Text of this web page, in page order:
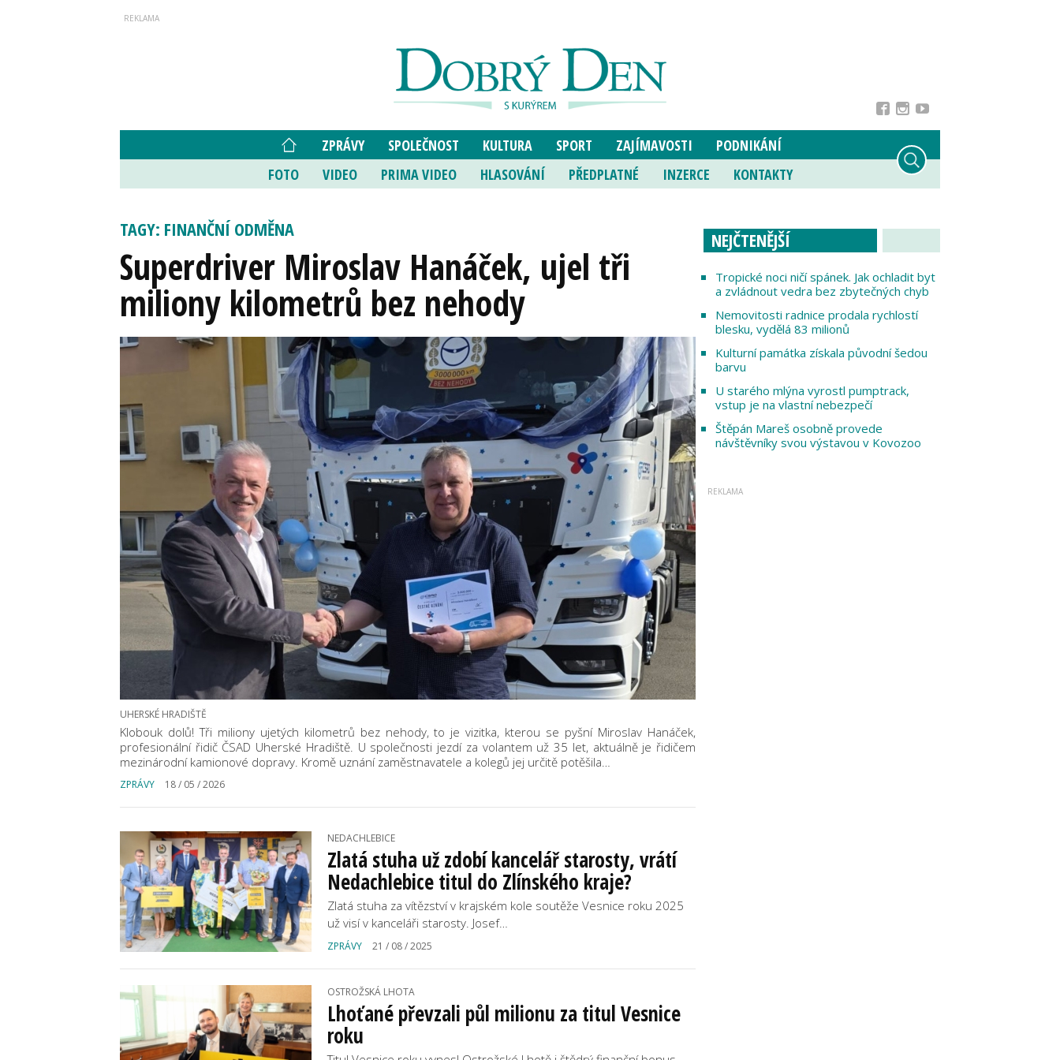
ZPRÁVY SPOLEČNOST KULTURA SPORT ZAJÍMAVOSTI
PODNIKÁNÍ
FOTO
VIDEO PRIMA VIDEO HLASOVÁNÍ PŘEDPLATNÉ INZERCE KONTAKTY
TAGY: FINANČNÍ ODMĚNA
Superdriver Miroslav Hanáček, ujel tři
miliony kilometrů bez nehody
UHERSKÉ HRADIŠTĚ
Klobouk dolů! Tři miliony ujetých kilometrů bez nehody, to je vizitka, kterou se pyšní Miroslav Hanáček,
profesionální řidič ČSAD Uherské Hradiště. U společnosti jezdí za volantem už 35 let, aktuálně je řidičem
mezinárodní kamionové dopravy. Kromě uznání zaměstnavatele a kolegů jej určitě potěšila…
ZPRÁVY 18 / 05 / 2026
NEDACHLEBICE
Zlatá stuha už zdobí kancelář starosty, vrátí
Nedachlebice titul do Zlínského kraje?
Zlatá stuha za vítězství v krajském kole soutěže Vesnice roku 2025
už visí v kanceláři starosty. Josef…
ZPRÁVY 21 / 08 / 2025
OSTROŽSKÁ LHOTA
Lhoťané převzali půl milionu za titul Vesnice
roku
NEJČTENĚJŠÍ
Tropické noci ničí spánek. Jak ochladit byt
a zvládnout vedra bez zbytečných chyb
Nemovitosti radnice prodala rychlostí
blesku, vydělá 83 milionů
Kulturní památka získala původní šedou
barvu
U starého mlýna vyrostl pumptrack,
vstup je na vlastní nebezpečí
Štěpán Mareš osobně provede
návštěvníky svou výstavou v Kovozoo